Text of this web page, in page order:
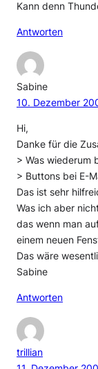
Kann denn
Antworten
Sabine
10. Dezember
Hi,
Danke für die
> Was wiederum
> Buttons bei E-
Das ist sehr
Was ich aber
das wenn man
einem neuen
Das wäre
Sabine
Antworten
trillian